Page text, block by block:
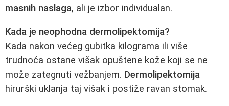
masnih naslaga, ali je izbor individualan.
Kada je neophodna dermolipektomija?
Kada nakon većeg gubitka kilograma ili više
trudnoća ostane višak opuštene kože koji se ne
može zategnuti vežbanjem. Dermolipektomija
hirurški uklanja taj višak i postiže ravan stomak.